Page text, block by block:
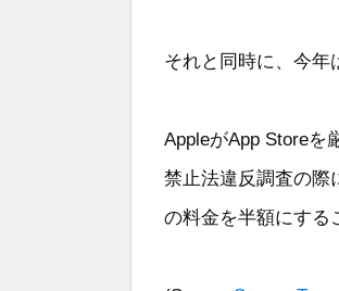
それと同時に、今年
AppleがApp Storeを
禁止法違反調査の際
の料金を半額にする